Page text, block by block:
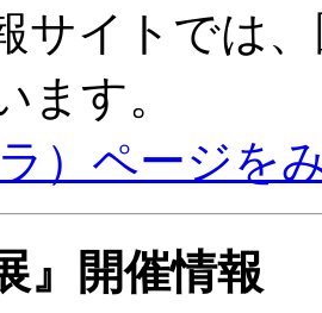
サイトでは
ます。
）ページを
』開催情報